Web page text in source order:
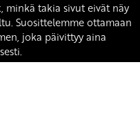
jäsen.